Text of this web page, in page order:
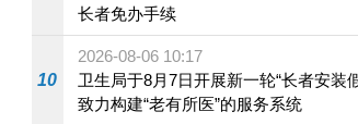
长者免办手续
10
2026-08-06 10:17
卫生局于8月7日开展新一轮“长者安装
致力构建“老有所医”的服务系统